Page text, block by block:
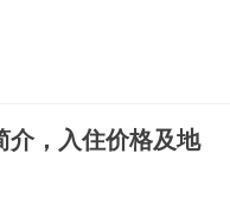
介，入住价格及地